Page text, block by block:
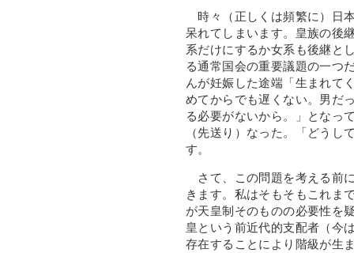
時々（正しくは頻繁に）日
呆れてしまいます。皇族の後
系だけにするか女系も後継と
る通常国会の重要議題の一つ
んが妊娠した途端「生まれて
めてからでも遅くない。男だ
る必要がないから。」となっ
（先送り）なった。「どうし
す。
さて、この問題を考える前
きます。私はそもそもこれま
が天皇制そのものの必要性を
皇という前近代的支配者（今
存在することにより階級が生